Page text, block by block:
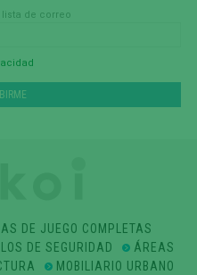
de correo
DE JUEGO COMPLETAS
DE SEGURIDAD
ÁREAS
MOBILIARIO URBANO